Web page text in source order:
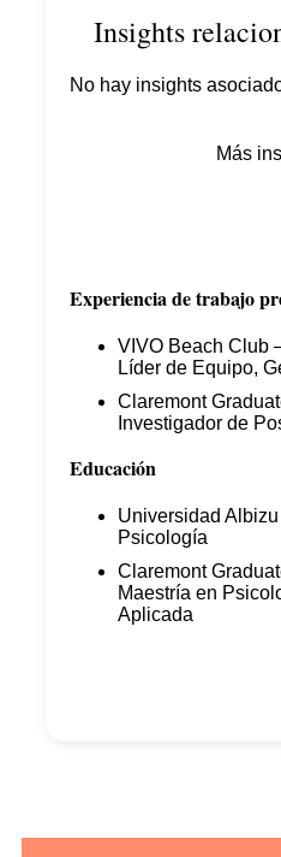
Insights
No hay insights
Más
Experiencia de trabajo
VIVO Beach Club
Líder de Equipo,
Claremont
Investigador de
Educación
Universidad
Psicología
Claremont
Maestría en
Aplicada